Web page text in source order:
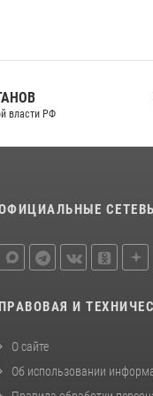
скорой
ПРАВОВАЯ И
О сайте
Об использовании